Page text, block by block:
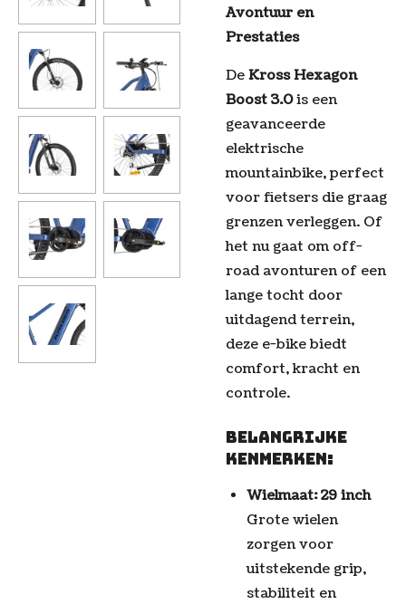
Avontuur en
Prestaties
DeKross Hexagon
Boost 3.0is een
geavanceerde
elektrische
mountainbike, perfect
voor fietsers die graag
grenzen verleggen. Of
het nu gaat om off-
road avonturen of een
lange tocht door
uitdagend terrein,
deze e-bike biedt
comfort, kracht en
controle.
Belangrijke
kenmerken:
Wielmaat: 29 inch
Grote wielen
zorgen voor
uitstekende grip,
stabiliteit en